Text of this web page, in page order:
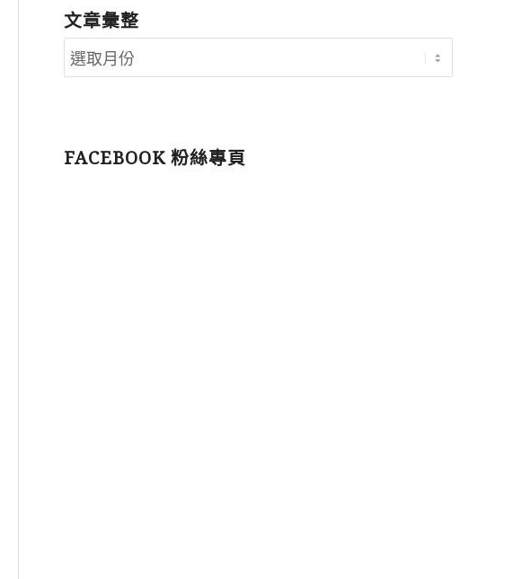
文章彙整
FACEBOOK 粉絲專頁